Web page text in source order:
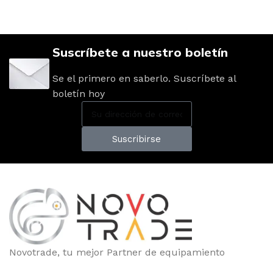
Suscríbete a nuestro boletín
Se el primero en saberlo. Suscríbete al
boletín hoy
Suscribirse
Novotrade, tu mejor Partner de equipamiento